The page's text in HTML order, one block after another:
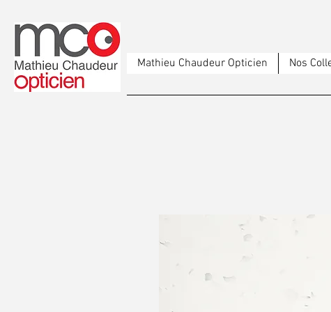
Mathieu Chaudeur Opticien Nos